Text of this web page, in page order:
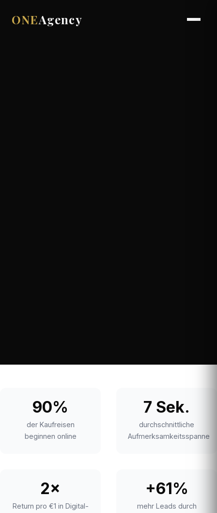
ONEAgency
90%
der Kaufreisen
beginnen online
7 Sek.
durchschnittliche
Aufmerksamkeitsspanne
2×
Return pro €1 in Digital-
+61%
mehr Leads durch